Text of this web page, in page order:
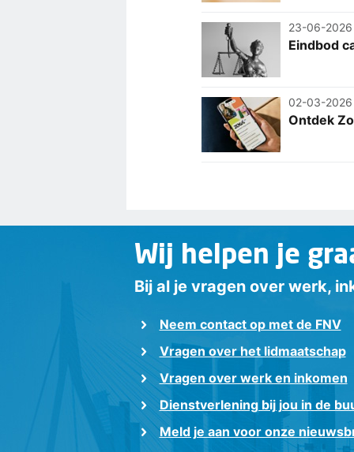
23-06-2026
Eindbod
02-03-2026
Ontdek
Wij helpen je
Bij al je vragen over werk,
Neem contact op met de FNV
Vragen over het lidmaatschap
Vragen over werk en inkomen
Dienstverlening bij jou in de
Meld je aan voor onze